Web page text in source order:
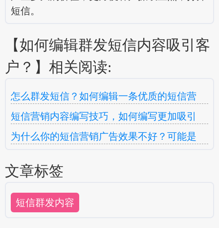
短信。
【如何编辑群发短信内容吸引客
户？】相关阅读:
怎么群发短信？如何编辑一条优质的短信营
短信营销内容编写技巧，如何编写更加吸引
为什么你的短信营销广告效果不好？可能是
文章标签
短信群发内容